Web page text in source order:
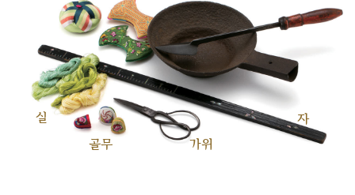
실
골무
가위
자